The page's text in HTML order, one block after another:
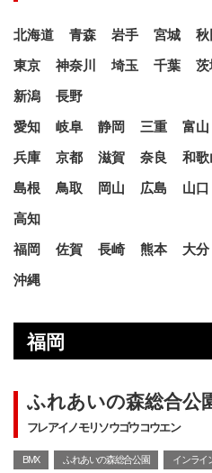
北海道 青森 岩手 宮城 秋
東京
神奈川 埼玉 千葉 茨
新潟
長野
愛知
岐阜 静岡 三重 富山
兵庫
京都 滋賀 奈良
和歌
島根
鳥取 岡山 広島 山口
高知
福岡
佐賀 長崎 熊本 大分
沖縄
福岡
ふれあいの森総合公
フレアイノモリソウゴウコウエン
BMX ふれあいの森総合公園 インライ